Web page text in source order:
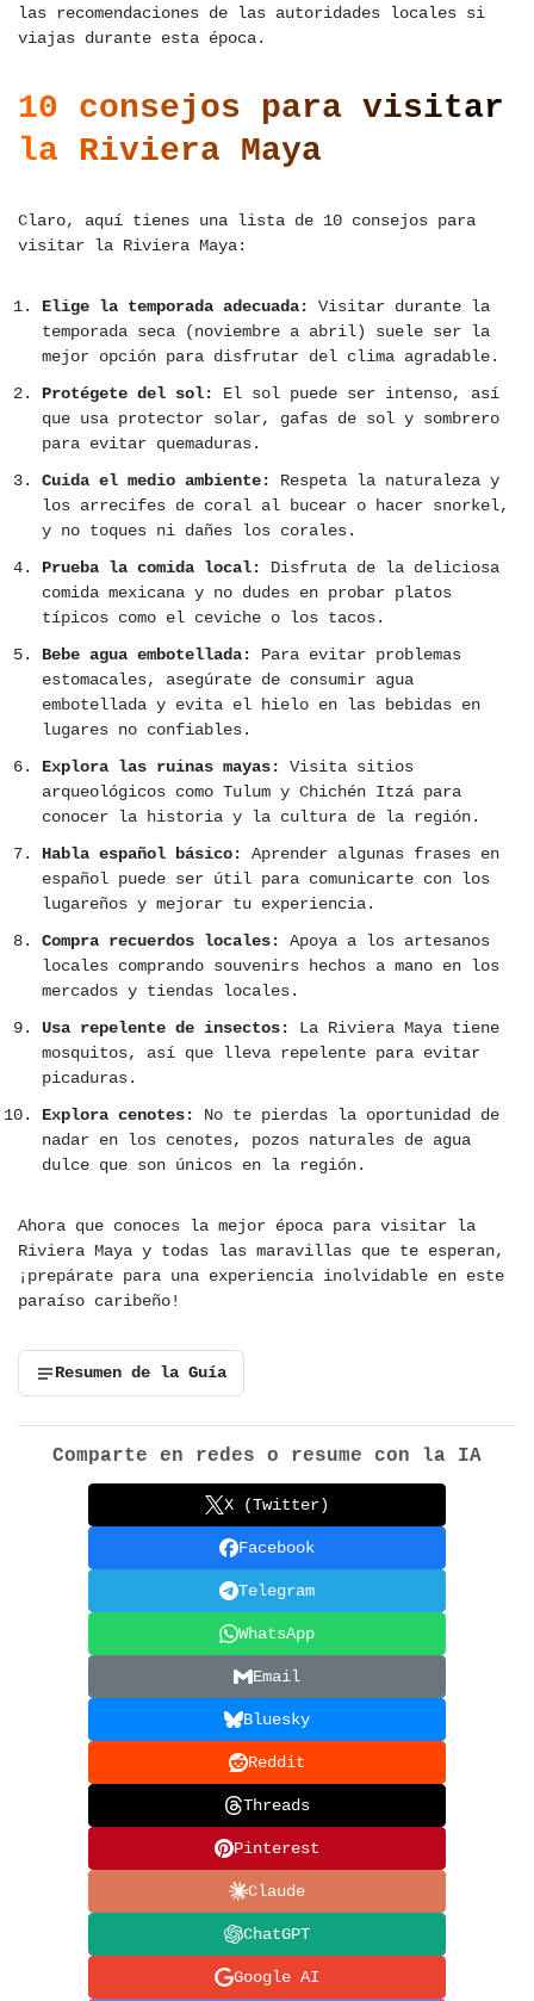
las recomendaciones de las autoridades locales si
viajas durante esta época.
10 consejos para visitar
la Riviera Maya
Claro, aquí tienes una lista de 10 consejos para
visitar la Riviera Maya:
Elige la temporada adecuada:
Visitar durante la
temporada seca (noviembre a abril) suele ser la
mejor opción para disfrutar del clima agradable.
Protégete del sol:
El sol puede ser intenso, así
que usa protector solar, gafas de sol y sombrero
para evitar quemaduras.
Cuida el medio ambiente:
Respeta la naturaleza y
los arrecifes de coral al bucear o hacer snorkel,
y no toques ni dañes los corales.
Prueba la comida local:
Disfruta de la deliciosa
comida mexicana y no dudes en probar platos
típicos como el ceviche o los tacos.
Bebe agua embotellada:
Para evitar problemas
estomacales, asegúrate de consumir agua
embotellada y evita el hielo en las bebidas en
lugares no confiables.
Explora las ruinas mayas:
Visita sitios
arqueológicos como Tulum y Chichén Itzá para
conocer la historia y la cultura de la región.
Habla español básico:
Aprender algunas frases en
español puede ser útil para comunicarte con los
lugareños y mejorar tu experiencia.
Compra recuerdos locales:
Apoya a los artesanos
locales comprando souvenirs hechos a mano en los
mercados y tiendas locales.
Usa repelente de insectos:
La Riviera Maya tiene
mosquitos, así que lleva repelente para evitar
picaduras.
Explora cenotes:
No te pierdas la oportunidad de
nadar en los cenotes, pozos naturales de agua
dulce que son únicos en la región.
Ahora que conoces la mejor época para visitar la
Riviera Maya y todas las maravillas que te esperan,
¡prepárate para una experiencia inolvidable en este
paraíso caribeño!
Resumen de la Guía
Comparte en redes o resume con la IA
X (Twitter)
Facebook
Telegram
WhatsApp
Email
Bluesky
Reddit
Threads
Pinterest
Claude
ChatGPT
Google AI